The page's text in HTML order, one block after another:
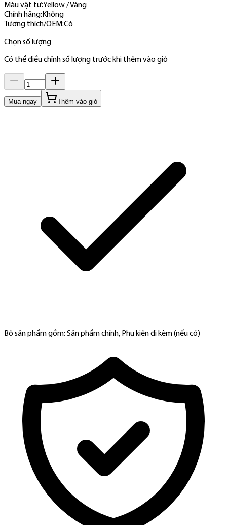
Màu vật tư:Yellow / Vàng
Chính hãng: Không
Tương thích/OEM:Có
Chọn số lượng
Có thể điều chỉnh số lượng trước khi thêm vào giỏ
Mua ngay Thêm vào giỏ
Bộ sản phẩm gồm: Sản phẩm chính, Phụ kiện đi kèm (nếu có)